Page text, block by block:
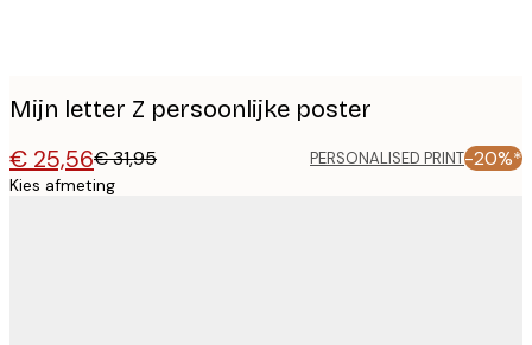
Mijn letter Z persoonlijke poster
€ 25,56€ 31,95 PERSONALISED PRINT-20%*
Kies afmeting